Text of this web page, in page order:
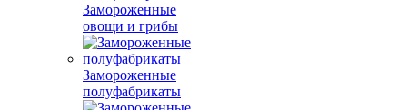
Замороженные
овощи и грибы
Замороженные
полуфабрикаты